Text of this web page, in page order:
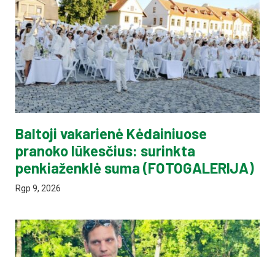
Baltoji vakarienė Kėdainiuose
pranoko lūkesčius: surinkta
penkiaženklė suma (FOTOGALERIJA)
Rgp 9, 2026